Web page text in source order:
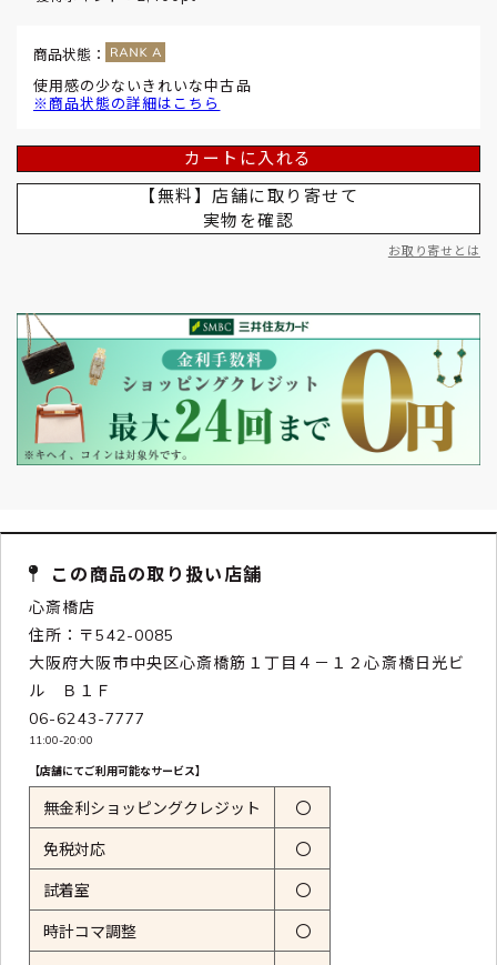
商品状態：
使用感の少ないきれいな中古品
※商品状態の詳細はこちら
カートに入れる
【無料】店舗に取り寄せて
実物を確認
お取り寄せとは
この商品の取り扱い店舗
心斎橋店
住所：〒542-0085
大阪府大阪市中央区心斎橋筋１丁目４－１２心斎橋日光ビ
ル Ｂ１Ｆ
06-6243-7777
11:00-20:00
【店舗にてご利用可能なサービス】
無金利ショッピングクレジット 〇
免税対応 〇
試着室 〇
時計コマ調整 〇